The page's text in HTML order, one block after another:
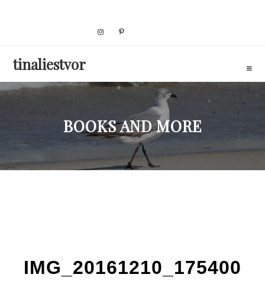
tinaliestvor
BOOKS AND MORE
IMG_20161210_175400